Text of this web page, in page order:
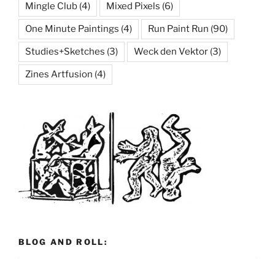
Mingle Club (4) Mixed Pixels (6)
One Minute Paintings (4) Run Paint Run (90)
Studies+Sketches (3) Weck den Vektor (3)
Zines Artfusion (4)
BLOG AND ROLL: